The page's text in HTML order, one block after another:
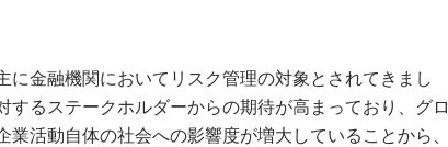
に金融機関においてリスク管理の対象とされてきまし
するステークホルダーからの期待が高まっており、グロ
活動自体の社会への影響度が増大していることから、